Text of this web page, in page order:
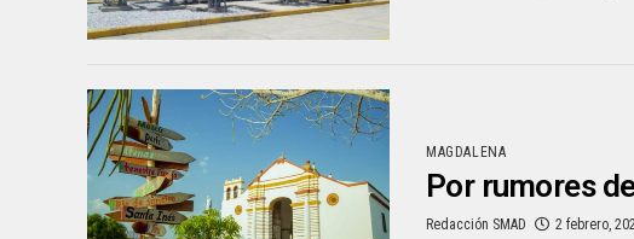
MAGDALENA
Por rumores
Redacción SMAD 2 febrero,